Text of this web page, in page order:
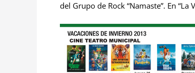
del Grupo de Rock “Namaste”. En “La